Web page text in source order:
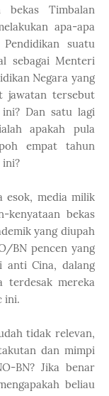
bekas Timbalan
apa-apa
suatu
sebagai Menteri
Negara yang
jawatan tersebut
Dan satu lagi
apakah pula
empat tahun
ini?
esok, media milik
kenyataan bekas
yang diupah
BN pencen yang
anti Cina, dalang
terdesak mereka
ini.
tidak relevan,
dan mimpi
BN? Jika benar
beliau